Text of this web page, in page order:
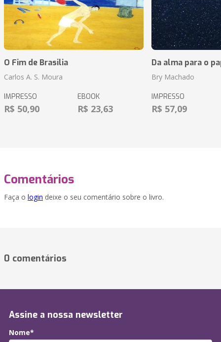
O Fim de Brasilia
Carlos A. S. Moura
IMPRESSO
R$ 50,90
EBOOK
R$ 23,63
Da alma para o
Bry Machado
IMPRESSO
R$ 57,09
Comentários
Faça o login deixe o seu comentário sobre o livro.
0 comentários
Assine a nossa newsletter
Nome*